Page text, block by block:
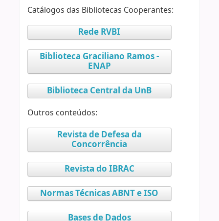
Catálogos das Bibliotecas Cooperantes:
Rede RVBI
Biblioteca Graciliano Ramos -
ENAP
Biblioteca Central da UnB
Outros conteúdos:
Revista de Defesa da
Concorrência
Revista do IBRAC
Normas Técnicas ABNT e ISO
Bases de Dados